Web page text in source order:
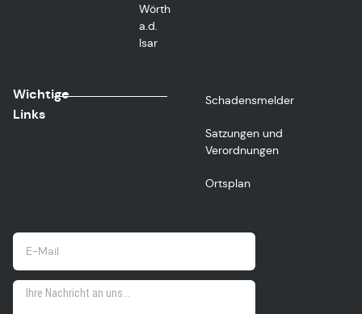
Wörth
a.d.
Isar
Wichtige
Links
Schadensmelder
Satzungen und
Verordnungen
Ortsplan